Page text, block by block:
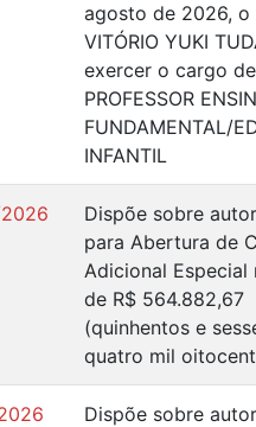
agosto de 2026, o
VITÓRIO YUKI
exercer o cargo de
PROFESSOR
FUNDAMENTAL/
INFANTIL
Dispõe sobre
para Abertura de
Adicional Especial
de R$ 564.882,67
(quinhentos e
quatro mil
Dispõe sobre